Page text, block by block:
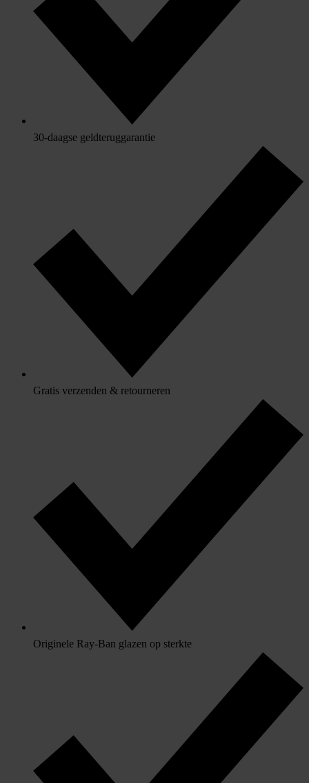
30-daagse geldteruggarantie
Gratis verzenden & retourneren
Originele Ray-Ban glazen op sterkte